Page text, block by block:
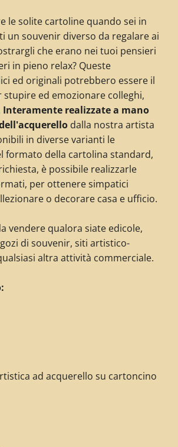
le solite cartoline quando sei in
un souvenir diverso da regalare ai
che erano nei tuoi pensieri
in pieno relax? Queste
ed originali potrebbero essere il
stupire ed emozionare colleghi,
Interamente realizzate a mano
dalla nostra artista
in diverse varianti le
formato della cartolina standard,
è possibile realizzarle
per ottenere simpatici
o decorare casa e ufficio.
vendere qualora siate edicole,
di souvenir, siti artistico-
altra attività commerciale.
ad acquerello su cartoncino